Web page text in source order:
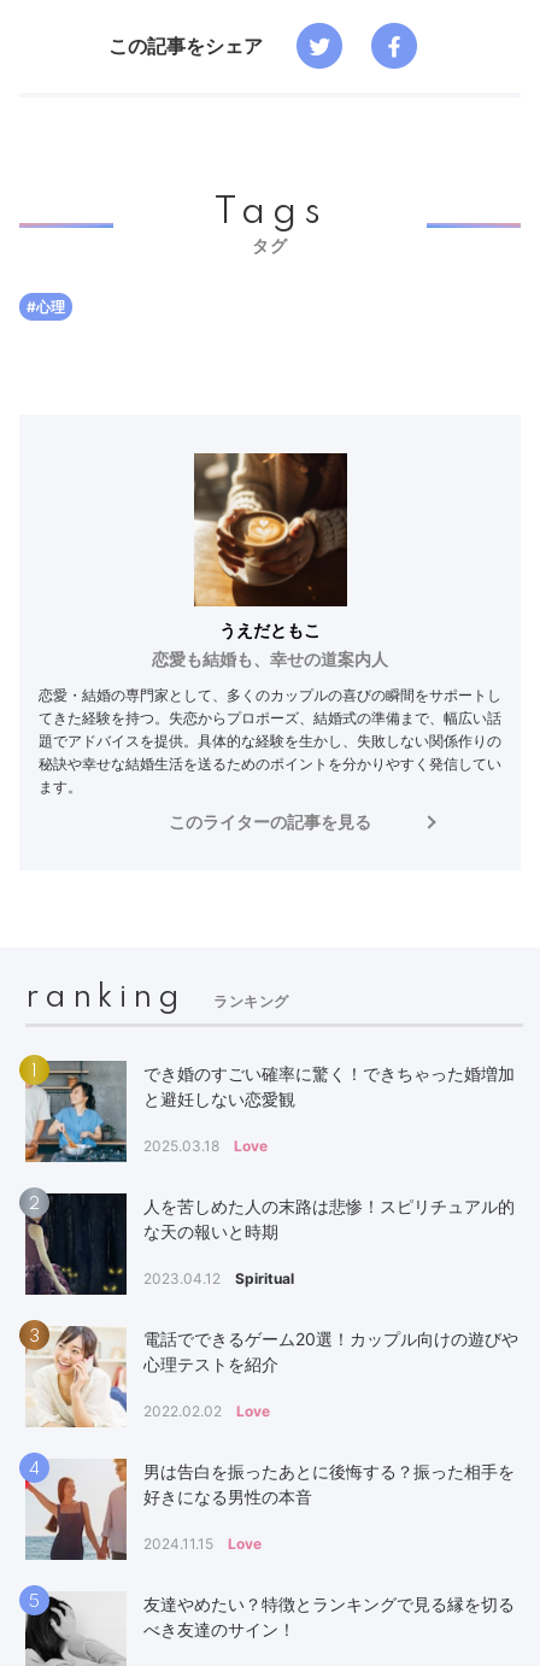
この記事をシェア
Tags
タグ
#心理
うえだともこ
恋愛も結婚も、幸せの道案内人
恋愛・結婚の専門家として、多くのカップルの喜びの瞬間をサポートし
てきた経験を持つ。失恋からプロポーズ、結婚式の準備まで、幅広い話
題でアドバイスを提供。具体的な経験を生かし、失敗しない関係作りの
秘訣や幸せな結婚生活を送るためのポイントを分かりやすく発信してい
ます。
このライターの記事を見る
ranking ランキング
でき婚のすごい確率に驚く！できちゃった婚増加
と避妊しない恋愛観
2025.03.18 Love
2
人を苦しめた人の末路は悲惨！スピリチュアル的
な天の報いと時期
2023.04.12 Spiritual
3
電話でできるゲーム20選！カップル向けの遊びや
心理テストを紹介
2022.02.02 Love
4
男は告白を振ったあとに後悔する？振った相手を
好きになる男性の本音
2024.11.15 Love
5
友達やめたい？特徴とランキングで見る縁を切る
べき友達のサイン！